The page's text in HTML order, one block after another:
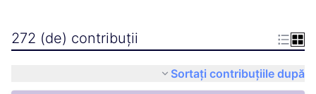
272 (de) contribuții
Sortați contribuțiile după